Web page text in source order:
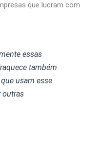
que lucram com
essas
também
usam esse
outras